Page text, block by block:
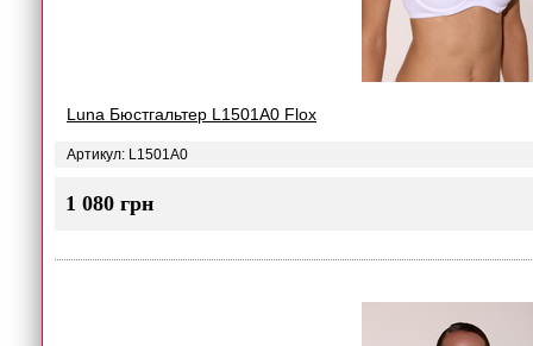
Luna Бюстгальтер L1501A0 Flox
Артикул: L1501A0
1 080 грн